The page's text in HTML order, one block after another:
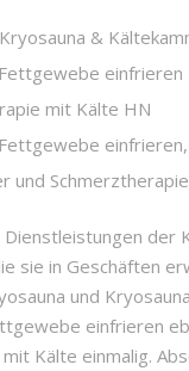
&
einfrieren
mit Kälte HN
und
der
sie in Geschäften
und
einfrieren
Kälte einmalig.